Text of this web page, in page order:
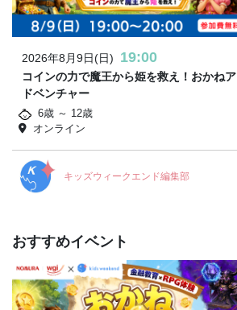
2026年8月9日(日) 19:00
コインの力で魔王から姫を救え！おかねア
ドベンチャー
6歳 ～ 12歳
オンライン
キッズウィークエンド編集部
おすすめイベント